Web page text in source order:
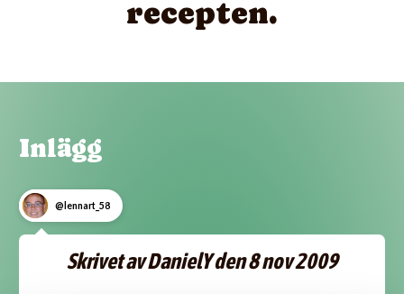
recepten.
Inlägg
@lennart_58
Skrivet av DanielY den 8 nov 2009